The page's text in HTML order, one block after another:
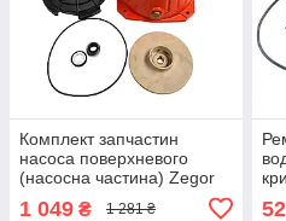
Комплект запчастин
насоса поверхневого
(насосна частина) Zegor
дифузор, крильчатка та
1 049 ₴ 1 281 ₴